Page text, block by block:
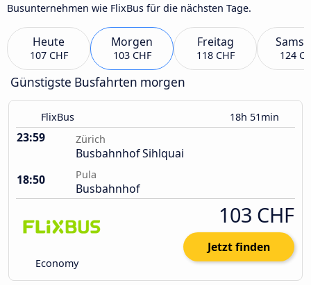
Busunternehmen wie FlixBus für die nächsten Tage.
Heute
107 CHF
Morgen
103 CHF
Freitag
118 CHF 124
Günstigste Busfahrten morgen
FlixBus 18h 51min
23:59 Zürich
Busbahnhof Sihlquai
18:50
Pula
Busbahnhof
Economy
103 CHF
Jetzt finden